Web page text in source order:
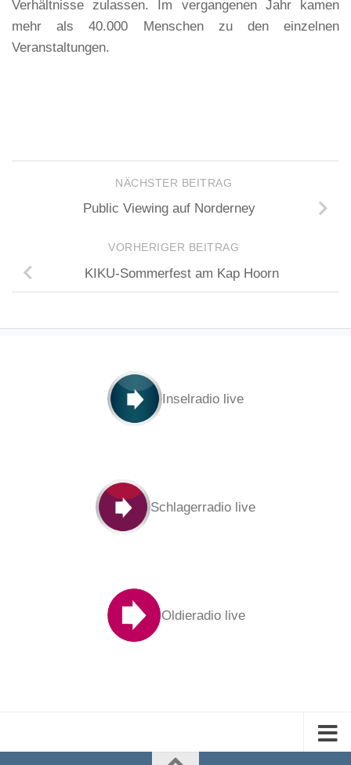
Verhältnisse zulassen. Im vergangenen Jahr kamen
mehr als 40.000 Menschen zu den einzelnen
Veranstaltungen.
Public Viewing auf Norderney
KIKU-Sommerfest am Kap Hoorn
Inselradio live
Schlagerradio live
Oldieradio live